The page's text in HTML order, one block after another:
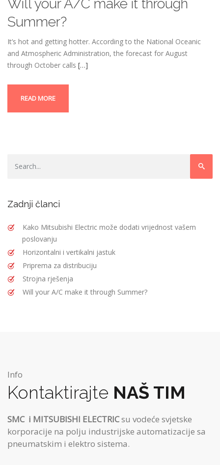
Will your A/C make it through
Summer?
It’s hot and getting hotter. According to the National Oceanic
and Atmospheric Administration, the forecast for August
through October calls […]
READ MORE
Zadnji članci
Kako Mitsubishi Electric može dodati vrijednost vašem
poslovanju
Horizontalni i vertikalni jastuk
Priprema za distribuciju
Strojna rješenja
Will your A/C make it through Summer?
Info
Kontaktirajte NAŠ TIM
SMC i MITSUBISHI ELECTRICsu vodeće svjetske
korporacije na polju industrijske automatizacije sa
pneumatskim i elektro sistema.